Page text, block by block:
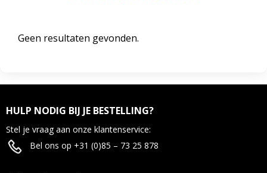
Geen resultaten gevonden.
HULP NODIG BIJ JE BESTELLING?
Stel je vraag aan onze klantenservice:
Bel ons op +31 (0)85 – 73 25 878